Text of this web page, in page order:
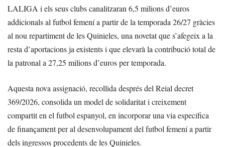
LALIGA i els seus clubs canalitzaran 6,5 milions d’euros
addicionals al futbol femení a partir de la temporada 26/27 gràcies
al nou repartiment de les Quinieles, una novetat que s’afegeix a la
resta d’aportacions ja existents i que elevarà la contribució total de
la patronal a 27,25 milions d’euros per temporada.
Aquesta nova assignació, recollida després del Reial decret
369/2026, consolida un model de solidaritat i creixement
compartit en el futbol espanyol, en incorporar una via específica
de finançament per al desenvolupament del futbol femení a partir
dels ingressos procedents de les Quinieles.